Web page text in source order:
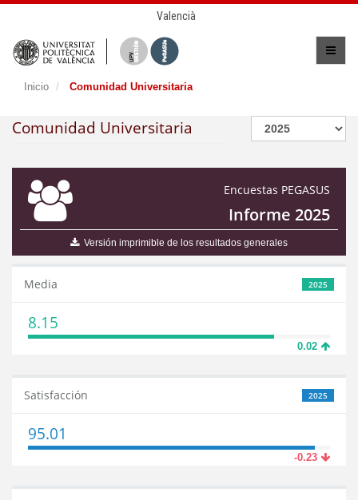
Valencià
Inicio Comunidad Universitaria
Comunidad Universitaria
Encuestas PEGASUS
Informe 2025
Versión imprimible de los resultados generales
2025
Media
8.15
0.02
2025
Satisfacción
95.01
-0.23